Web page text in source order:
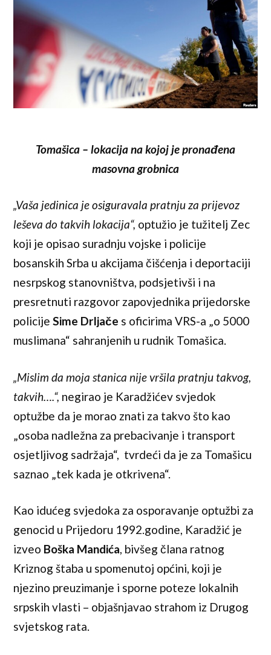
Tomašica – lokacija na kojoj je pronađena
masovna grobnica
„Vaša jedinica je osiguravala pratnju za prijevoz
leševa do takvih lokacija“, optužio je tužitelj Zec
koji je opisao suradnju vojske i policije
bosanskih Srba u akcijama čišćenja i deportaciji
nesrpskog stanovništva, podsjetivši i na
presretnuti razgovor zapovjednika prijedorske
policije Sime Drljače s oficirima VRS-a „o 5000
muslimana“ sahranjenih u rudnik Tomašica.
„Mislim da moja stanica nije vršila pratnju takvog,
takvih….“, negirao je Karadžićev svjedok
optužbe da je morao znati za takvo što kao
„osoba nadležna za prebacivanje i transport
osjetljivog sadržaja“, tvrdeći da je za Tomašicu
saznao „tek kada je otkrivena“.
Kao idućeg svjedoka za osporavanje optužbi za
genocid u Prijedoru 1992.godine, Karadžić je
izveo Boška Mandića, bivšeg člana ratnog
Kriznog štaba u spomenutoj općini, koji je
njezino preuzimanje i sporne poteze lokalnih
srpskih vlasti – objašnjavao strahom iz Drugog
svjetskog rata.